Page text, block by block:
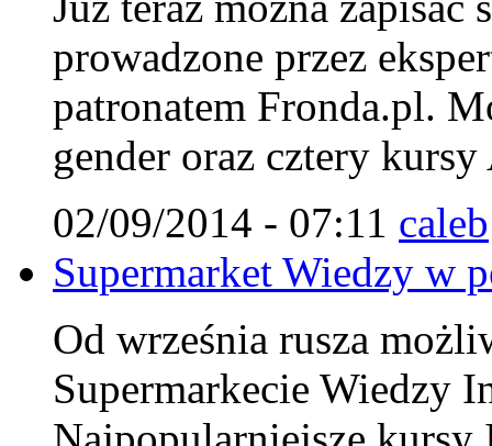
prowadzone przez
patronatem Fronda.pl.
gender oraz cztery
02/09/2014 - 07:11 caleb
Supermarket Wiedzy w
Od września rusza
Supermarkecie Wiedzy